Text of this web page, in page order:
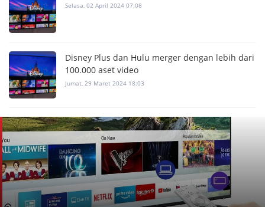
Selasa, 02 April 2024 07:08
Disney Plus dan Hulu merger dengan lebih dari
100.000 aset video
Jumat, 29 Maret 2024 18:03